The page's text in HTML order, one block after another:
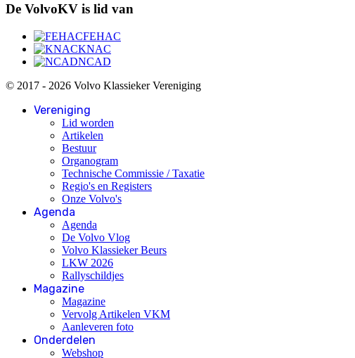
De VolvoKV is lid van
FEHAC
KNAC
NCAD
© 2017 - 2026 Volvo Klassieker Vereniging
Vereniging
Lid worden
Artikelen
Bestuur
Organogram
Technische Commissie / Taxatie
Regio's en Registers
Onze Volvo's
Agenda
Agenda
De Volvo Vlog
Volvo Klassieker Beurs
LKW 2026
Rallyschildjes
Magazine
Magazine
Vervolg Artikelen VKM
Aanleveren foto
Onderdelen
Webshop